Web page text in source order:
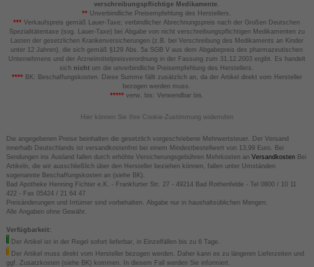
verschreibungspflichtige Medikamente.
** Unverbindliche Preisempfehlung des Herstellers.
*** Verkaufspreis gemäß Lauer-Taxe; verbindlicher Abrechnungspreis nach der Großen Deutschen
Spezialitätentaxe (sog. Lauer-Taxe) bei Abgabe von nicht verschreibungspflichtigen Medikamenten zu
Lasten der gesetzlichen Krankenversicherungen (z.B. bei Verschreibung des Medikaments an Kinder
unter 12 Jahren), die sich gemäß §129 Abs. 5a SGB V aus dem Abgabepreis des pharmazeutischen
Unternehmens und der Arzneimittelpreisverordnung in der Fassung zum 31.12.2003 ergibt. Es handelt
sich nicht um die unverbindliche Preisempfehlung des Herstellers.
****BK: Beschaffungskosten. Diese Summe fällt zusätzlich an, da der Artikel direkt vom Hersteller
bezogen werden muss.
*****verw. bis: Verwendbar bis.
Hier können Sie Ihre Cookie-Zustimmung widerrufen
Die angegebenen Preise beinhalten die gesetzlich vorgeschriebene Mehrwertsteuer. Der Versand
innerhalb Deutschlands ist versandkostenfrei bei einem Mindestbestellwert von 13,99 Euro. Bei
Sendungen ins Ausland fallen durch erhöhte Versicherungsgebühren Mehrkosten an VersandkostenBei
Artikeln, die wir ausschließlich über den Hersteller beziehen können, fallen unter Umständen
sogenannte Beschaffungskosten an (siehe BK).
Bad Apotheke Henning Fichter e.K. - Frankfurter Str. 27 - 49214 Bad Rothenfelde - Tel 0800 / 10 11
422 - Fax 05424 / 21 64 47
Preisänderungen und Irrtümer sind vorbehalten. Abgabe nur in haushaltsüblichen Mengen.
Alle Angaben ohne Gewähr.
Verfügbarkeit:
Der Artikel ist in der Regel sofort lieferbar, in Einzelfällen bis zu 6 Tage.
Der Artikel muss direkt vom Hersteller bezogen werden. Daher kann es zu längeren Lieferzeiten und
ggf. Zusatzkosten (siehe BK) kommen. In diesem Fall werden Sie informiert.